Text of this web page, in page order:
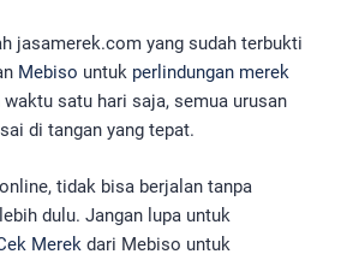
jasamerek.com yang sudah terbukti
Mebiso untuk perlindungan merek
waktu satu hari saja, semua urusan
di tangan yang tepat.
tidak bisa berjalan tanpa
dulu. Jangan lupa untuk
Merek dari Mebiso untuk